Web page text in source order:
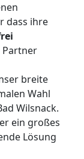
dass ihre
Partner
breite
Wahl
Wilsnack.
ein großes
Lösung